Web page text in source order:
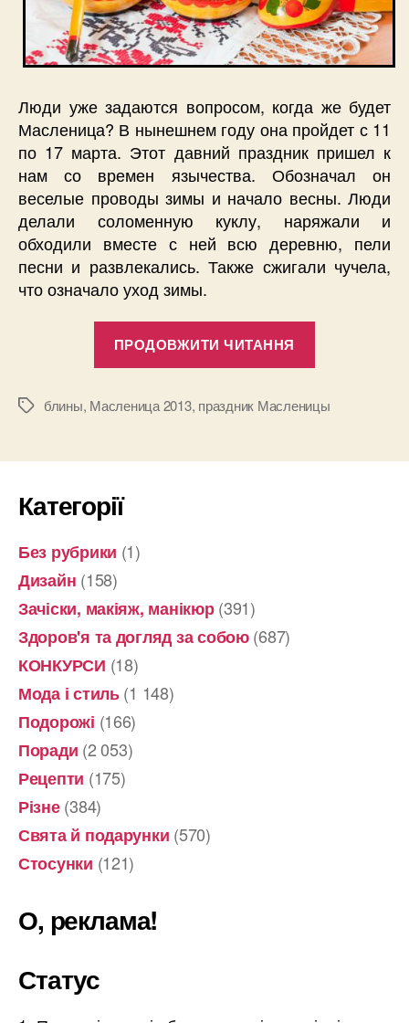
Люди уже задаются вопросом, когда же будет
Масленица? В нынешнем году она пройдет с 11
по 17 марта. Этот давний праздник пришел к
нам со времен язычества. Обозначал он
веселые проводы зимы и начало весны. Люди
делали соломенную куклу, наряжали и
обходили вместе с ней всю деревню, пели
песни и развлекались. Также сжигали чучела,
что означало уход зимы.
ПРОДОВЖИТИ ЧИТАННЯ
Позначки
блины, Масленица 2013, праздник Масленицы
Категорії
Без рубрики (1)
Дизайн (158)
Зачіски, макіяж, манікюр(391)
Здоров'я та догляд за собою(687)
КОНКУРСИ (18)
Мода і стиль(1 148)
Подорожі (166)
Поради (2 053)
Рецепти (175)
Різне(384)
Свята й подарунки (570)
Стосунки (121)
О, реклама!
Статус